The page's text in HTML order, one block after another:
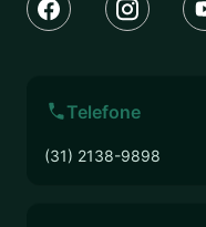
Telefone
(31) 2138-9898